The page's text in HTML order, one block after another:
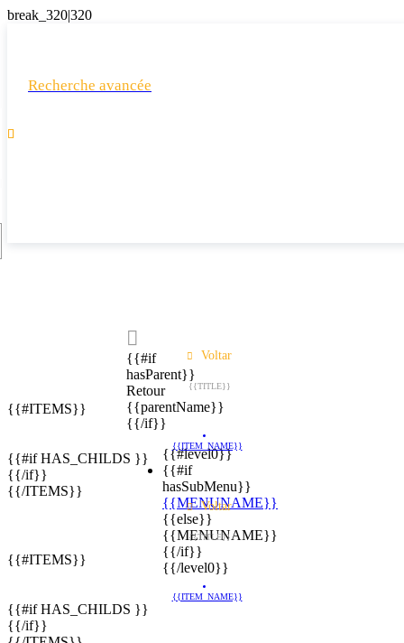
Recherche avancée

{{#if
hasParent}}
Retour
{{parentName}}
{{/if}}
{{#level0}}
{{#if
hasSubMenu}}
{{MENUNAME}}
{{else}}
{{MENUNAME}}
{{/if}}
{{/level0}}
Voltar
{{TITLE}}
{{#ITEMS}}
{{ITEM_NAME}}
{{#if HAS_CHILDS }}
{{/if}}
{{/ITEMS}}
Voltar
{{TITLE}}
{{#ITEMS}}
{{ITEM_NAME}}
{{#if HAS_CHILDS }}
{{/if}}